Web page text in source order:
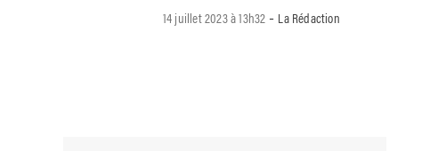
14 juillet 2023 à 13h32 - La Rédaction